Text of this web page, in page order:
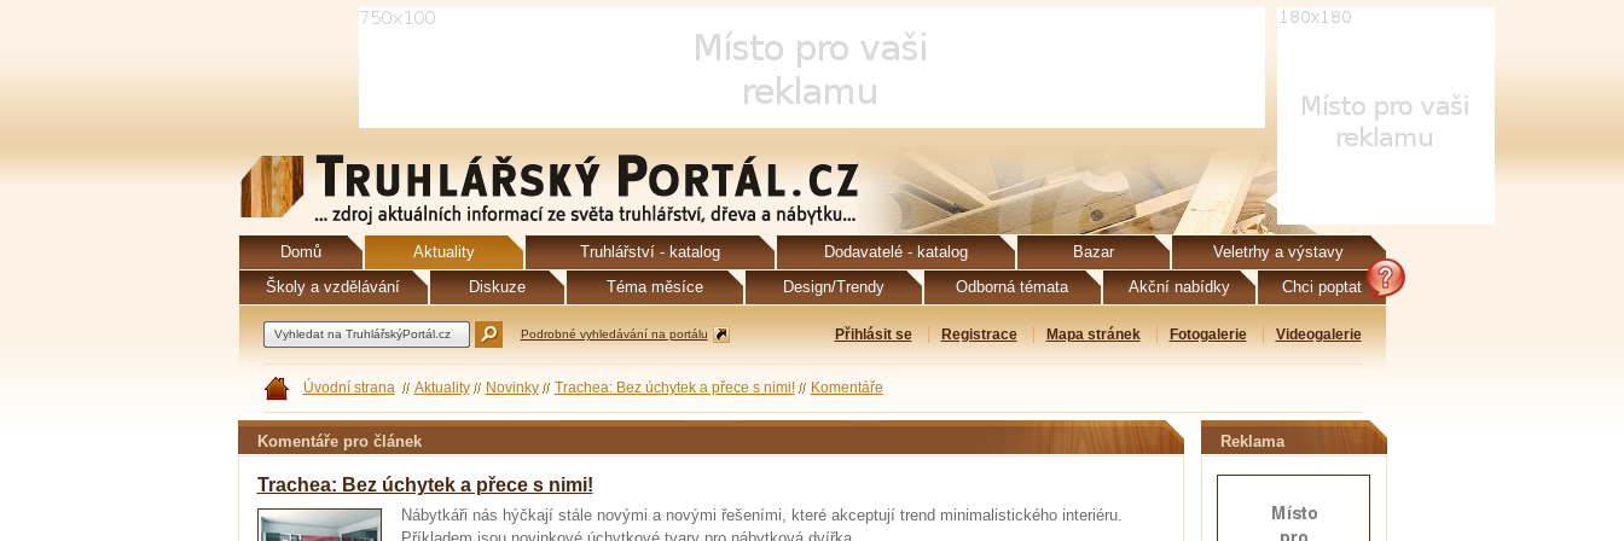
Domů Aktuality Truhlářství - katalog Dodavatelé - katalog Bazar
Veletrhy a výstavy
Školy a vzdělávání
Diskuze Téma měsíce Design/Trendy Odborná témata Akční nabídky Chci poptat
Podrobné vyhledávání na portálu Přihlásit se Registrace Mapa stránek Fotogalerie Videogalerie
Úvodní strana Aktuality Novinky Trachea: Bez úchytek a přece s nimi! Komentáře
Komentáře pro článek
Trachea: Bez úchytek a přece s nimi!
Nábytkáři nás hýčkají stále novými a novými řešeními, které akceptují trend minimalistického interiéru.
Reklama